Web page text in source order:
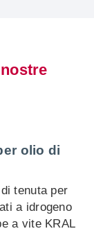
olio di
tenuta per
a idrogeno
a vite KRAL